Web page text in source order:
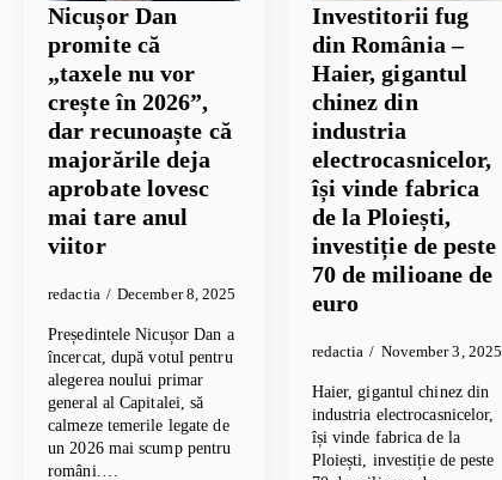
Nicușor Dan
promite că
„taxele nu vor
crește în 2026”,
dar recunoaște că
majorările deja
aprobate lovesc
mai tare anul
viitor
redactia December 8, 2025
Președintele Nicușor Dan a
încercat, după votul pentru
alegerea noului primar
general al Capitalei, să
calmeze temerile legate de
un 2026 mai scump pentru
români.…
Investitorii fug
din România –
Haier, gigantul
chinez din
industria
electrocasnicelor,
își vinde fabrica
de la Ploiești,
investiție de peste
70 de milioane de
euro
redactia November 3, 2025
Haier, gigantul chinez din
industria electrocasnicelor,
își vinde fabrica de la
Ploiești, investiție de peste